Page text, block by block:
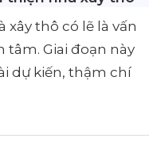
thô có lẽ là vấn
tâm. Giai đoạn này
dự kiến, thậm chí